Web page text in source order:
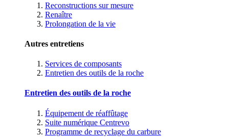
Reconstructions sur mesure
Renaître
Prolongation de la vie
Autres entretiens
Services de composants
Entretien des outils de la roche
Entretien des outils de la roche
Équipement de réaffûtage
Suite numérique Centrevo
Programme de recyclage du carbure